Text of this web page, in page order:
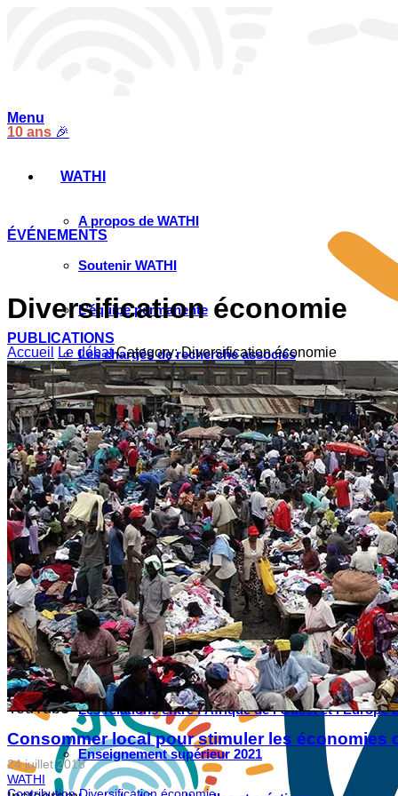
10 ans 🎉
ÉVÉNEMENTS
PUBLICATIONS
Facebook
Twitter
LinkedIn
YouTube
Menu
WATHI
A propos de WATHI
Soutenir WATHI
L’équipe permanente
Les chargés de recherche associés
WATHI se dévoile en deux films
L’association
Nos partenaires
LE DÉBAT
Débat – Entrepreneuriat en Afrique de l’Ouest
Afrique de l’Ouest – États Unis d’Amérique
Changement climatique 2022
Les relations entre l’Afrique de l’Ouest et l’Europe
Enseignement supérieur 2021
Diversification économie
Accueil Le débat Category: Diversification économie
Consommer local pour stimuler les
24 juillet 2018
WATHI